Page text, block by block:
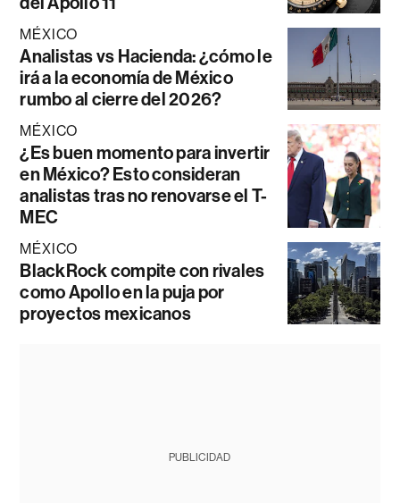
MÉXICO
Analistas vs Hacienda: ¿cómo le
irá a la economía de México
rumbo al cierre del 2026?
MÉXICO
¿Es buen momento para invertir
en México? Esto consideran
analistas tras no renovarse el T-
MEC
MÉXICO
BlackRock compite con rivales
como Apollo en la puja por
proyectos mexicanos
PUBLICIDAD